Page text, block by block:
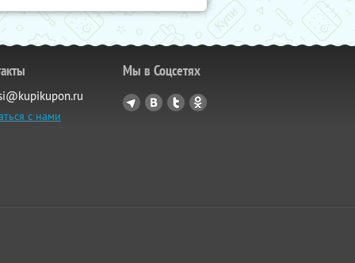
с нами
Мы в Соцсетях